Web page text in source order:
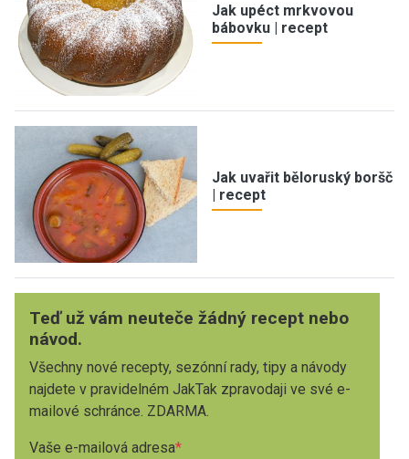
Jak upéct mrkvovou
bábovku | recept
Jak uvařit běloruský boršč
| recept
Teď už vám neuteče žádný recept nebo
návod.
Všechny nové recepty, sezónní rady, tipy a návody
najdete v pravidelném JakTak zpravodaji ve své e-
mailové schránce. ZDARMA.
Vaše e-mailová adresa